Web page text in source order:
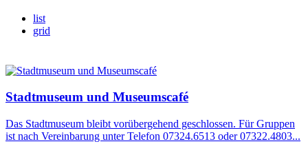
list
grid
Stadtmuseum und Museumscafé
Das Stadtmuseum bleibt vorübergehend geschlossen. Für Gruppen
ist nach Vereinbarung unter Telefon 07324.6513 oder 07322.4803...